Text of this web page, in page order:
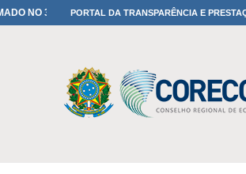
A TODOS OS PAIS!PORTAL DA TRANSPARÊNCIA E